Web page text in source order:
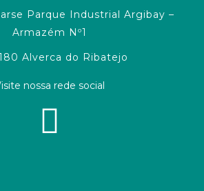
Parque Industrial Argibay –
Armazém Nº1
Alverca do Ribatejo
nossa rede social